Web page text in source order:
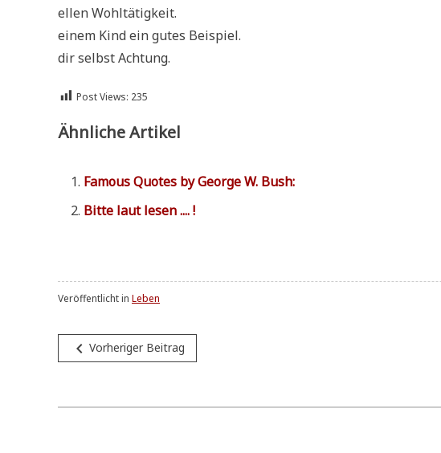
ellen Wohltätigkeit.
einem Kind ein gutes Beispiel.
dir selbst Achtung.
Post Views: 235
Ähnliche Artikel
Famous Quo­tes by Geor­ge W. Bush:
Bit­te laut lesen .... !
Veröffentlicht in Leben
Beitragsnavigation
navigate_before Vorheriger Beitrag